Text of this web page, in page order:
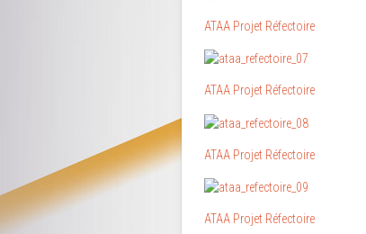
ATAA Projet Réfectoire
ATAA Projet Réfectoire
ATAA Projet Réfectoire
ATAA Projet Réfectoire